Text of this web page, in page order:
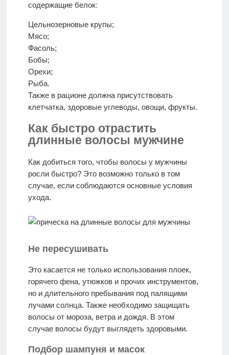
содержащие белок׃
Цельнозерновые крупы;
Мясо;
Фасоль;
Бобы;
Орехи;
Рыба.
Также в рационе должна присутствовать
клетчатка, здоровые углеводы, овощи, фрукты.
Как быстро отрастить
длинные волосы мужчине
Как добиться того, чтобы волосы у мужчины
росли быстро? Это возможно только в том
случае, если соблюдаются основные условия
ухода.
Не пересушивать
Это касается не только использования плоек,
горячего фена, утюжков и прочих инструментов,
но и длительного пребывания под палящими
лучами солнца. Также необходимо защищать
волосы от мороза, ветра и дождя. В этом
случае волосы будут выглядеть здоровыми.
Подбор шампуня и масок